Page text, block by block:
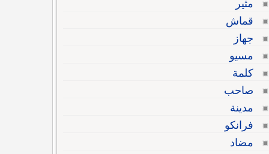
مثير
قماش
جهاز
مسيو
كلمة
صاحب
مدينة
فرانكو
مضاد